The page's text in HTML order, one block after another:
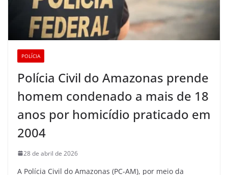
POLÍCIA
Polícia Civil do Amazonas prende
homem condenado a mais de 18
anos por homicídio praticado em
2004
28 de abril de 2026
A Polícia Civil do Amazonas (PC-AM), por meio da